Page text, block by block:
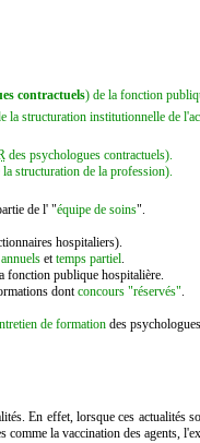
contractuels) de la fonction
la structuration institutionnelle de
des psychologues contractuels).
structuration de la profession).
de l' "équipe de soins".
hospitaliers).
ettemps partiel.
fonction publique hospitalière.
dontconcours "réservés".
de formationdes
En effet, lorsque ces actualités
comme la vaccination des agents,